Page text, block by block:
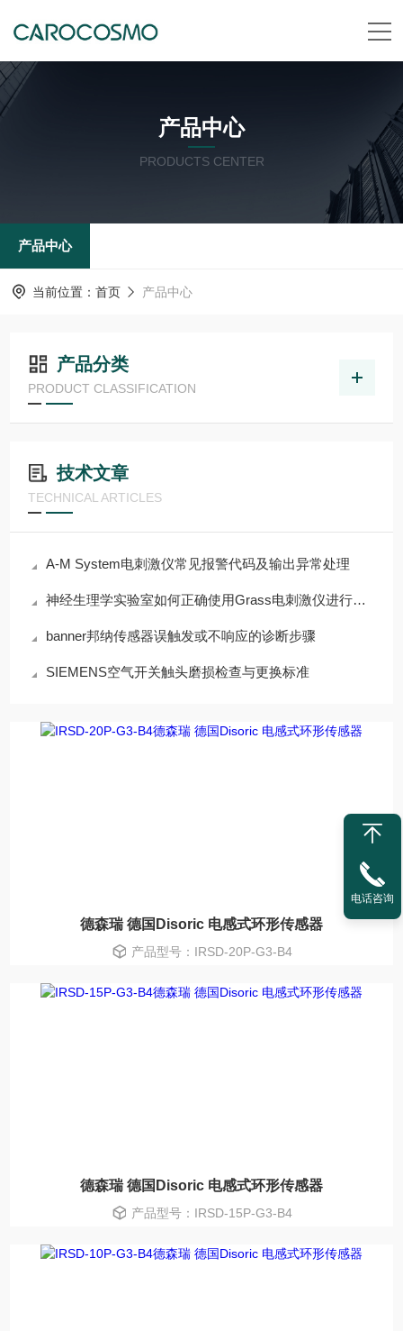
产品中心
PRODUCTS CENTER
产品中心
当前位置： 首页 产品中心
产品分类
PRODUCT CLASSIFICATION
技术文章
TECHNICAL ARTICLES
A-M System电刺激仪常见报警代码及输出异常处理
神经生理学实验室如何正确使用Grass电刺激仪进行组织刺激
banner邦纳传感器误触发或不响应的诊断步骤
SIEMENS空气开关触头磨损检查与更换标准
德森瑞 德国Disoric 电感式环形传感器
产品型号：IRSD-20P-G3-B4
德森瑞 德国Disoric 电感式环形传感器
产品型号：IRSD-15P-G3-B4
电话咨询